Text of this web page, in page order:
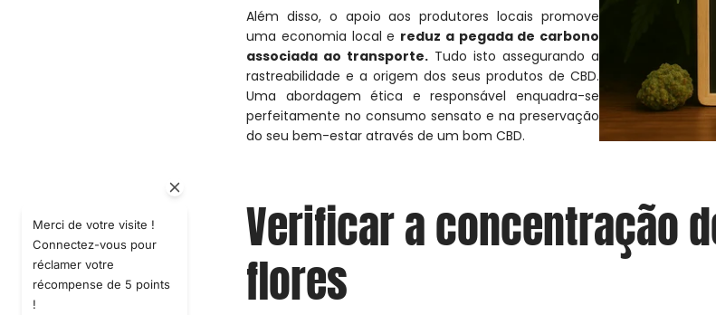
Além disso, o apoio aos produtores locais promove
uma economia local e reduz a pegada de carbono
associada ao transporte. Tudo isto assegurando a
rastreabilidade e a origem dos seus produtos de CBD.
Uma abordagem ética e responsável enquadra-se
perfeitamente no consumo sensato e na preservação
do seu bem-estar através de um bom CBD.
Verificar a concentração
flores
Merci de votre visite !
Connectez-vous pour
réclamer votre
récompense de 5 points
!